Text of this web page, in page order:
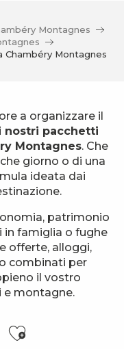
Montagnes
Chambéry Montagnes
a organizzare il
nostri pacchetti
Montagnes. Che
giorno o di una
ideata dai
patrimonio
in famiglia o fughe
offerte, alloggi,
combinati per
il vostro
e montagne.
Ajouter